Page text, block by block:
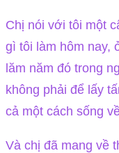
Chị nói với tôi một
gì tôi làm hôm nay,
lăm năm đó trong
không phải để lấy
cả một cách sống
Và chị đã mang về